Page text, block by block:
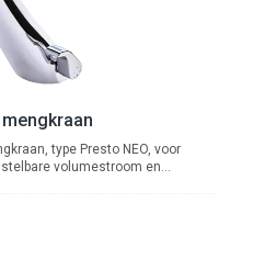
type Presto NEO, voor
volumestroom en